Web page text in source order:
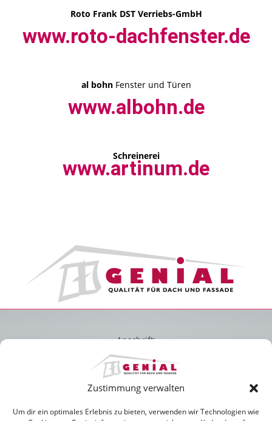
Zustimmung verwalten
Um dir ein optimales Erlebnis zu bieten, verwenden wir Technologien wie
Roto Frank DST Verriebs-GmbH
www.roto-dachfenster.de
al bohn Fenster und Türen
www.albohn.de
Schreinerei
www.artinum.de
Anschrift:
GENIAL - Qualität für Dach und Fassade
Bayernwerkstraße 6
85055 Ingolstadt
Tel.: